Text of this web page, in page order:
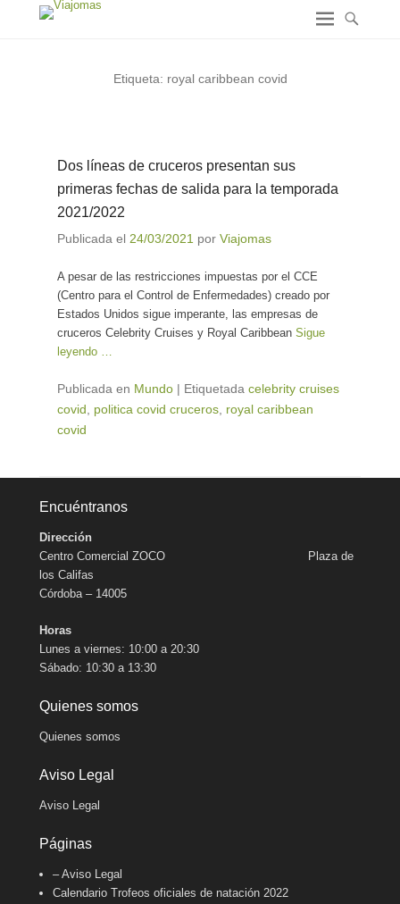
Etiqueta: royal caribbean covid
Dos líneas de cruceros presentan sus
primeras fechas de salida para la temporada
2021/2022
Publicada el 24/03/2021 por Viajomas
A pesar de las restricciones impuestas por el CCE
(Centro para el Control de Enfermedades) creado por
Estados Unidos sigue imperante, las empresas de
cruceros Celebrity Cruises y Royal Caribbean Sigue
leyendo …
Publicada en Mundo | Etiquetada celebrity cruises
covid
politica covid cruceros royal caribbean
covid
Encuéntranos
Dirección
Centro Comercial ZOCO Plaza de
los Califas
Córdoba – 14005
Horas
Lunes a viernes: 10:00 a 20:30
Sábado: 10:30 a 13:30
Quienes somos
Quienes somos
Aviso Legal
Aviso Legal
Páginas
– Aviso Legal
Calendario Trofeos oficiales de natación 2022